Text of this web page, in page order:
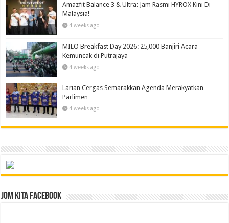
Amazfit Balance 3 & Ultra: Jam Rasmi HYROX Kini Di
Malaysia!
4 weeks ago
MILO Breakfast Day 2026: 25,000 Banjiri Acara
Kemuncak di Putrajaya
4 weeks ago
Larian Cergas Semarakkan Agenda Merakyatkan
Parlimen
4 weeks ago
Jom Kita Facebook